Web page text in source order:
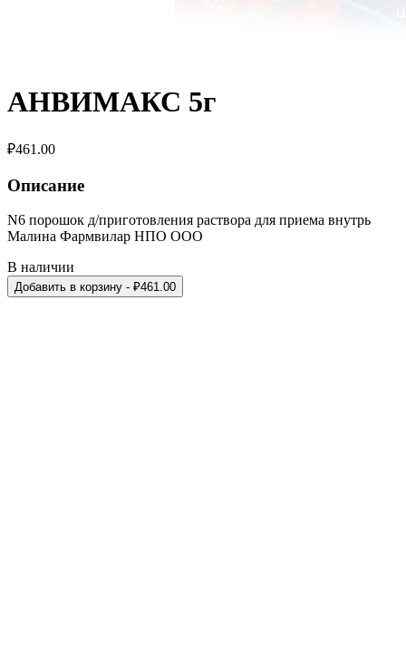
АНВИМАКС 5г
₽461.00
Описание
N6 порошок д/приготовления раствора для приема внутрь
Малина Фармвилар НПО ООО
В наличии
Добавить в корзину - ₽461.00